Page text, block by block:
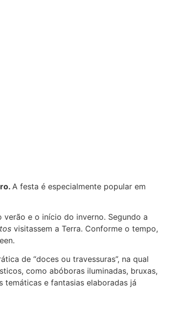
A festa é especialmente popular em
e o início do inverno. Segundo a
visitassem a Terra. Conforme o tempo,
de “doces ou travessuras”, na qual
como abóboras iluminadas, bruxas,
temáticas e fantasias elaboradas já